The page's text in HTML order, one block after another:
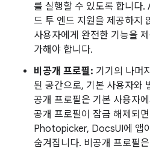
를 실행할 수 있도록 합니다.
드 투 엔드 지원을 제공하지
사용자에게 완전한 기능을
가해야 합니다.
비공개 프로필: 기기의 나머
된 공간으로, 기본 사용자와
공개 프로필은 기본 사용자
공개 프로필이 잠금 해제되
Photopicker, DocsUI에 앱
숨겨집니다. 비공개 프로필